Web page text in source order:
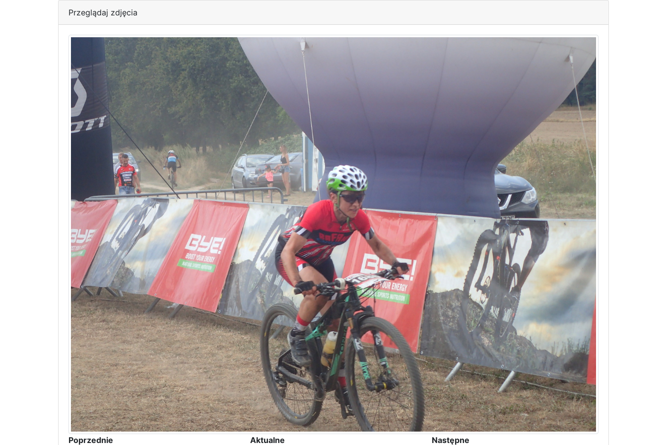
Przeglądaj zdjęcia
Poprzednie Aktualne Następne